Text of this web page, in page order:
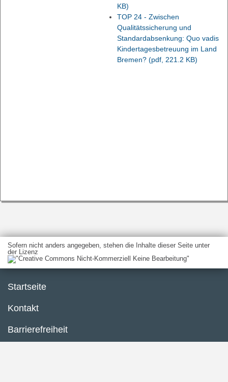
KB)
TOP 24 - Zwischen
Qualitätssicherung und
Standardabsenkung: Quo vadis
Kindertagesbetreuung im Land
Bremen? (pdf, 221.2 KB)
Sofern nicht anders angegeben, stehen die Inhalte dieser Seite unter
der Lizenz
Startseite
Kontakt
Barrierefreiheit